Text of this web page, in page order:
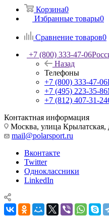
Корзина0
Избранные товары0
Сравнение товаров0
+7 (800) 333-47-06
Назад
Телефоны
+7 (800) 333-47-06
+7 (495) 223-35-86
+7 (812) 407-31-24
Контактная информация
Москва, улица
mail@polarsport.ru
Вконтакте
Twitter
Одноклассники
LinkedIn